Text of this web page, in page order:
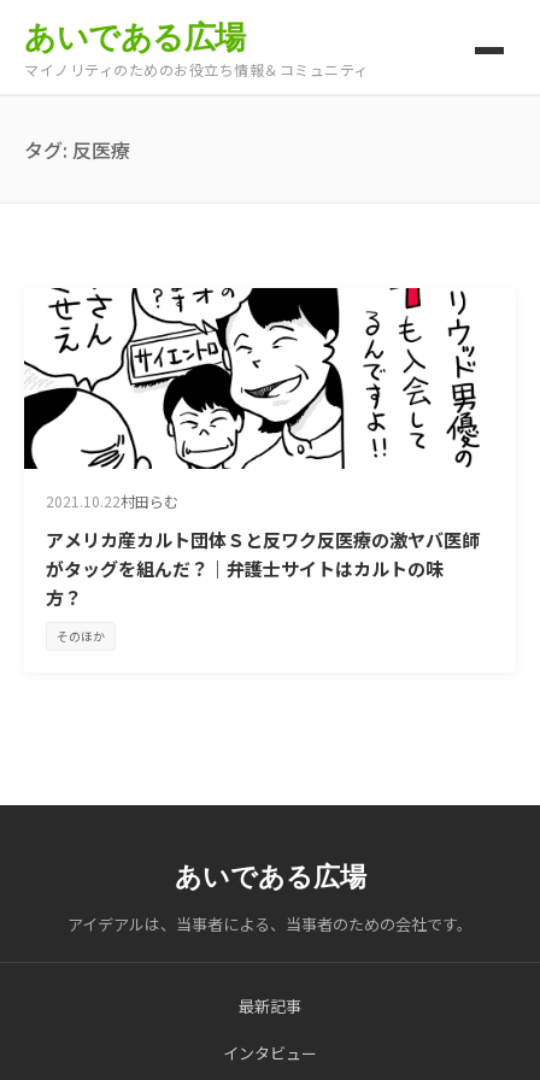
あいである広場
マイノリティのためのお役立ち情報＆コミュニティ
タグ: 反医療
2021.10.22村田らむ
アメリカ産カルト団体Ｓと反ワク反医療の激ヤバ医師
がタッグを組んだ？｜弁護士サイトはカルトの味
方？
そのほか
あいである広場
アイデアルは、当事者による、当事者のための会社です。
最新記事
インタビュー